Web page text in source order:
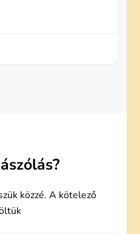
közzé. A kötelező